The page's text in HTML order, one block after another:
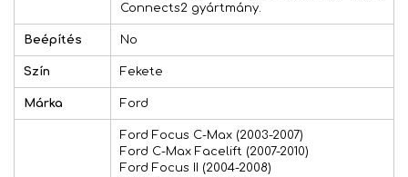
Connects2 gyártmány.
Beépítés No
Szín Fekete
Márka Ford
Ford Focus C-Max (2003-2007)
Ford C-Max Facelift (2007-2010)
Ford Focus II (2004-2008)